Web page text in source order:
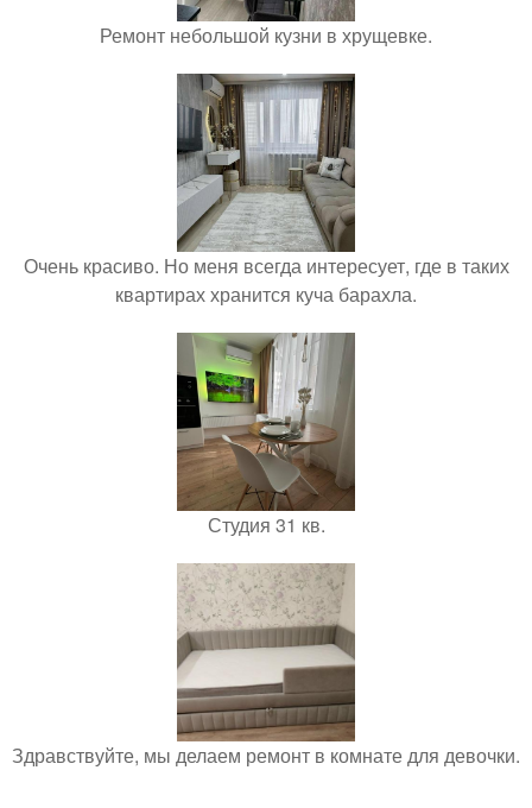
Ремонт небольшой кузни в хрущевке.
Очень красиво. Но меня всегда интересует, где в таких
квартирах хранится куча барахла.
Студия 31 кв.
Здравствуйте, мы делаем ремонт в комнате для девочки.